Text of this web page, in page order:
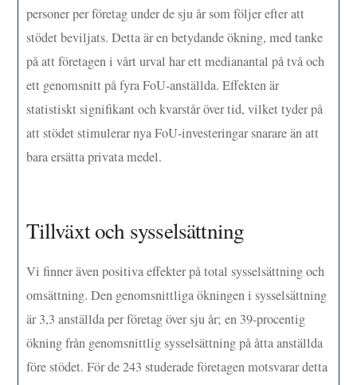
personer per företag under de sju år som följer efter att
stödet beviljats. Detta är en betydande ökning, med tanke
på att företagen i vårt urval har ett medianantal på två och
ett genomsnitt på fyra FoU-anställda. Effekten är
statistiskt signifikant och kvarstår över tid, vilket tyder på
att stödet stimulerar nya FoU-investeringar snarare än att
bara ersätta privata medel.
Tillväxt och sysselsättning
Vi finner även positiva effekter på total sysselsättning och
omsättning. Den genomsnittliga ökningen i sysselsättning
är 3,3 anställda per företag över sju år; en 39-procentig
ökning från genomsnittlig sysselsättning på åtta anställda
före stödet. För de 243 studerade företagen motsvarar detta